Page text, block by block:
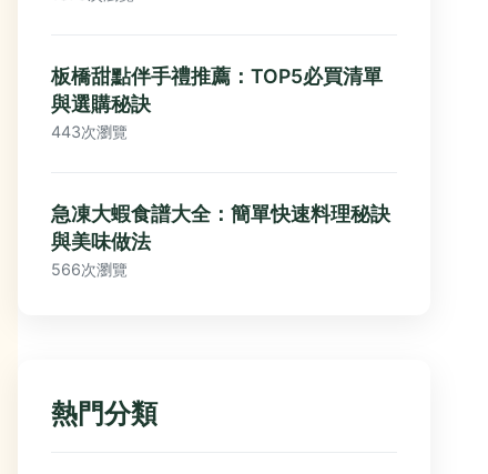
板橋甜點伴手禮推薦：TOP5必買清單
與選購秘訣
443次瀏覽
急凍大蝦食譜大全：簡單快速料理秘訣
與美味做法
566次瀏覽
熱門分類